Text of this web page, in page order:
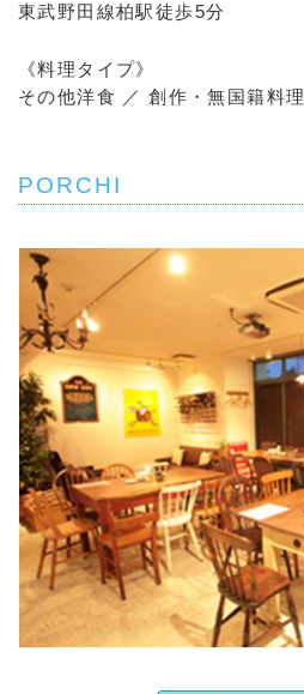
東武野田線柏駅徒歩5分
《料理タイプ》
その他洋食 ／ 創作・無国籍料理
PORCHI